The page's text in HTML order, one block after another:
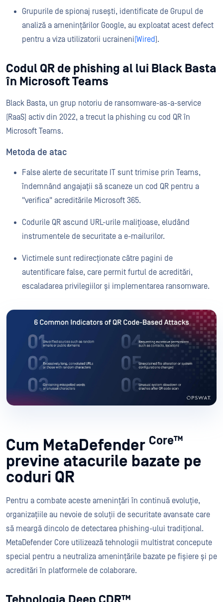
Grupurile de spionaj rusești, identificate de Grupul de
analiză a amenințărilor Google, au exploatat acest defect
pentru a viza utilizatorii ucraineni(Wired).
Codul QR de phishing al lui Black Basta
în Microsoft Teams
Black Basta, un grup notoriu de ransomware-as-a-service
(RaaS) activ din 2022, a trecut la phishing cu cod QR în
Microsoft Teams.
Metoda de atac
False alerte de securitate IT sunt trimise prin Teams,
îndemnând angajații să scaneze un cod QR pentru a
"verifica" acreditările Microsoft 365.
Codurile QR ascund URL-urile malițioase, eludând
instrumentele de securitate a e-mailurilor.
Victimele sunt redirecționate către pagini de
autentificare false, care permit furtul de acreditări,
escaladarea privilegiilor și implementarea ransomware.
Cum MetaDefender Core™
previne atacurile bazate pe
coduri QR
Pentru a combate aceste amenințări în continuă evoluție,
organizațiile au nevoie de soluții de securitate avansate care
să meargă dincolo de detectarea phishing-ului tradițional.
MetaDefender Core utilizează tehnologii multistrat concepute
special pentru a neutraliza amenințările bazate pe fișiere și pe
acreditări în platformele de colaborare.